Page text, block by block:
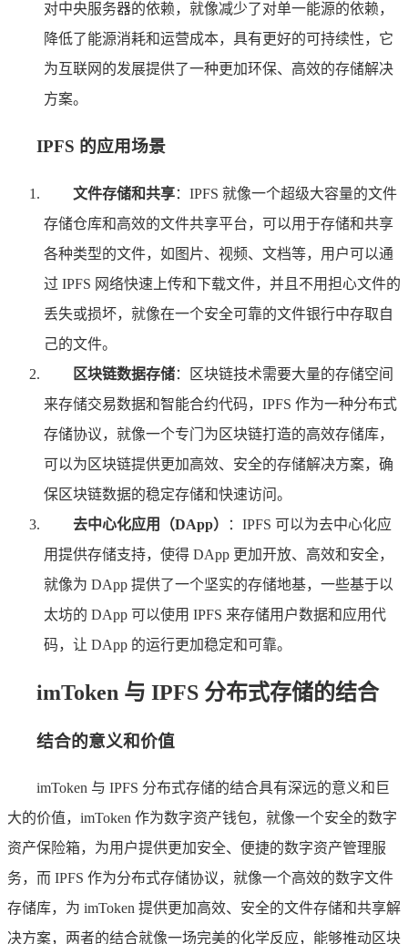
对中央服务器的依赖，就像减少了对单一能源的依赖，
降低了能源消耗和运营成本，具有更好的可持续性，它
为互联网的发展提供了一种更加环保、高效的存储解决
方案。
IPFS 的应用场景
文件存储和共享：IPFS 就像一个超级大容量的文件
存储仓库和高效的文件共享平台，可以用于存储和共享
各种类型的文件，如图片、视频、文档等，用户可以通
过 IPFS 网络快速上传和下载文件，并且不用担心文件的
丢失或损坏，就像在一个安全可靠的文件银行中存取自
己的文件。
区块链数据存储：区块链技术需要大量的存储空间
来存储交易数据和智能合约代码，IPFS 作为一种分布式
存储协议，就像一个专门为区块链打造的高效存储库，
可以为区块链提供更加高效、安全的存储解决方案，确
保区块链数据的稳定存储和快速访问。
去中心化应用（DApp）
：IPFS 可以为去中心化应
用提供存储支持，使得 DApp 更加开放、高效和安全，
就像为 DApp 提供了一个坚实的存储地基，一些基于以
太坊的 DApp 可以使用 IPFS 来存储用户数据和应用代
码，让 DApp 的运行更加稳定和可靠。
imToken 与 IPFS 分布式存储的结合
结合的意义和价值
imToken 与 IPFS 分布式存储的结合具有深远的意义和巨
大的价值，imToken 作为数字资产钱包，就像一个安全的数字
资产保险箱，为用户提供更加安全、便捷的数字资产管理服
务，而 IPFS 作为分布式存储协议，就像一个高效的数字文件
存储库，为 imToken 提供更加高效、安全的文件存储和共享解
决方案，两者的结合就像一场完美的化学反应，能够推动区块